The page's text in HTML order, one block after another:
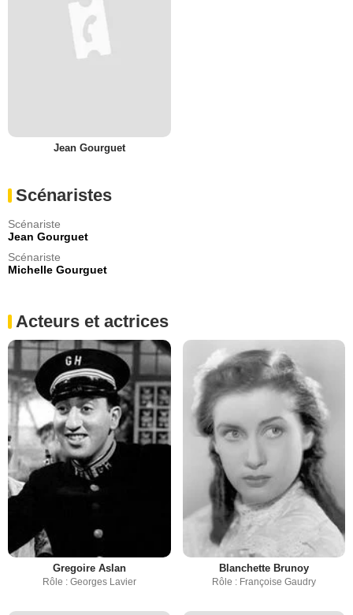
Jean Gourguet
Scénaristes
Scénariste
Jean Gourguet
Scénariste
Michelle Gourguet
Acteurs et actrices
Gregoire Aslan
Rôle : Georges Lavier
Blanchette Brunoy
Rôle : Françoise Gaudry